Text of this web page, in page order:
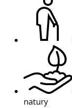
natury